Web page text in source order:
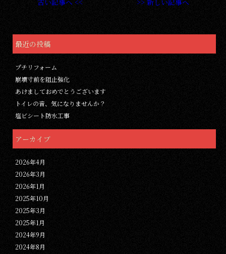
古い記事へ << >> 新しい記事へ
最近の投稿
プチリフォーム
崩壊寸前を阻止強化
あけましておめでとうございます
トイレの音、気になりませんか？
塩ビシート防水工事
アーカイブ
2026年4月
2026年3月
2026年1月
2025年10月
2025年3月
2025年1月
2024年9月
2024年8月